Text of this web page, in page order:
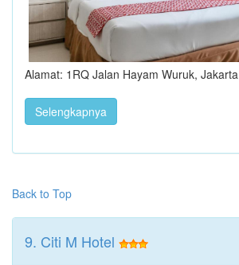
Alamat: 1RQ Jalan Hayam Wuruk, Jakarta
Selengkapnya
Back to Top
9. Citi M Hotel